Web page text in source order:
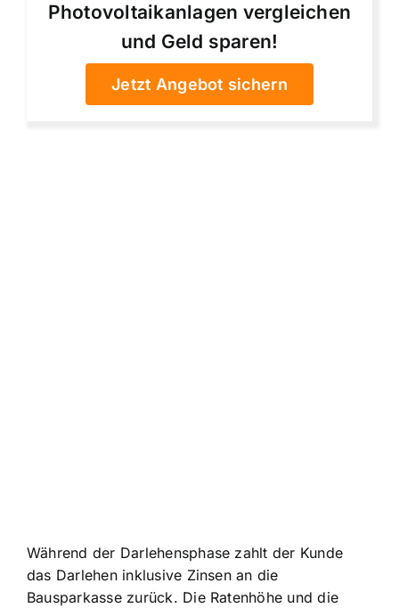
Photovoltaikanlagen vergleichen
und Geld sparen!
Jetzt Angebot sichern
Während der Darlehensphase zahlt der Kunde
das Darlehen inklusive Zinsen an die
Bausparkasse zurück. Die Ratenhöhe und die